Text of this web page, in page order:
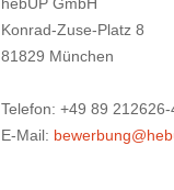
Konrad-Zuse-Platz 8
81829 München
Telefon: +49 89 212626-
E-Mail: